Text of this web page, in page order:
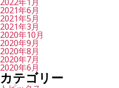
2021年6月
2021年5月
2021年3月
2020年10月
2020年9月
2020年8月
2020年7月
2020年6月
カテゴリー